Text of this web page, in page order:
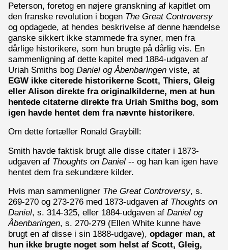
Peterson, foretog en nøjere granskning af kapitlet om
den franske revolution i bogen The Great Controversy
og opdagede, at hendes beskrivelse af denne hændelse
ganske sikkert ikke stammede fra syner, men fra
dårlige historikere, som hun brugte på dårlig vis. En
sammenligning af dette kapitel med 1884-udgaven af
Uriah Smiths bog Daniel og Åbenbaringen viste, at
EGW ikke citerede historikerne Scott, Thiers, Gleig
eller Alison direkte fra originalkilderne, men at hun
hentede citaterne direkte fra Uriah Smiths bog, som
igen havde hentet dem fra nævnte historikere.
Om dette fortæller Ronald Graybill:
Smith havde faktisk brugt alle disse citater i 1873-
udgaven af Thoughts on Daniel -- og han kan igen have
hentet dem fra sekundære kilder.
Hvis man sammenligner The Great Controversy, s.
269-270 og 273-276 med 1873-udgaven af Thoughts on
Daniel, s. 314-325, eller 1884-udgaven af Daniel og
Åbenbaringen, s. 270-279 (Ellen White kunne have
brugt en af disse i sin 1888-udgave), opdager man, at
hun ikke brugte noget som helst af Scott, Gleig,